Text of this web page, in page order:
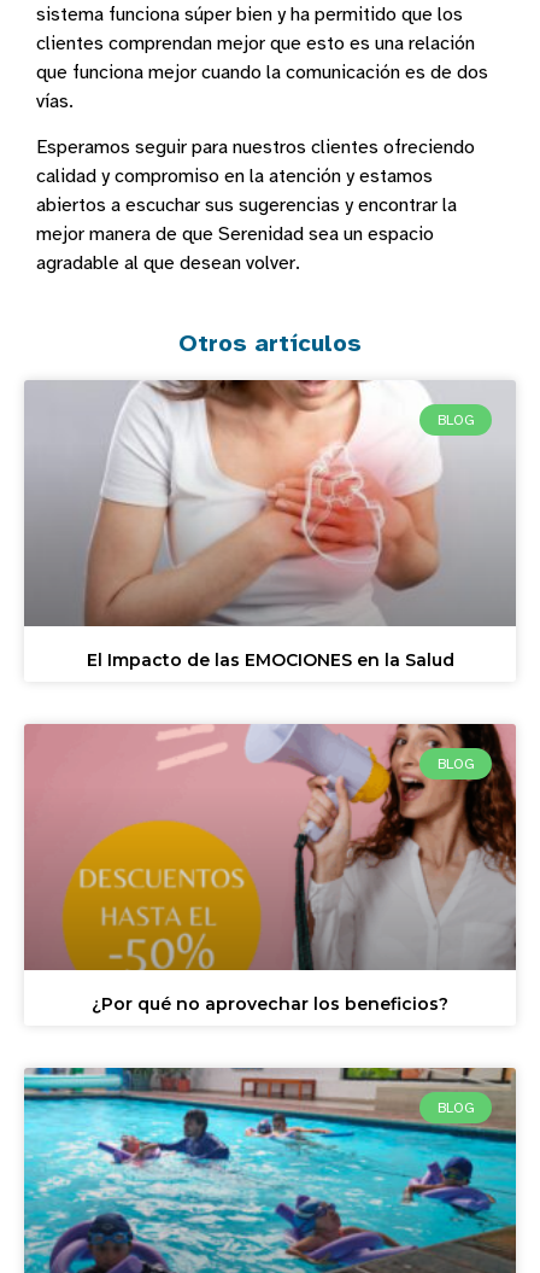
sistema funciona súper bien y ha permitido que los
clientes comprendan mejor que esto es una relación
que funciona mejor cuando la comunicación es de dos
vías.
Esperamos seguir para nuestros clientes ofreciendo
calidad y compromiso en la atención y estamos
abiertos a escuchar sus sugerencias y encontrar la
mejor manera de que Serenidad sea un espacio
agradable al que desean volver.
Otros artículos
BLOG
El Impacto de las EMOCIONES en la Salud
BLOG
¿Por qué no aprovechar los beneficios?
BLOG